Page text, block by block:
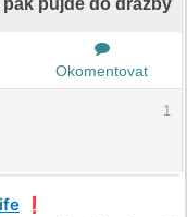
půjde do dražby
Okomentovat
1
❗️